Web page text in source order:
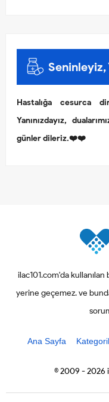
Seninleyiz,
Hastalığa cesurca
Yanınızdayız,
günler dileriz.❤️❤️
ilac101.com'da kullanılan
yerine geçemez. ve
Ana Sayfa
© 2009 - 2026